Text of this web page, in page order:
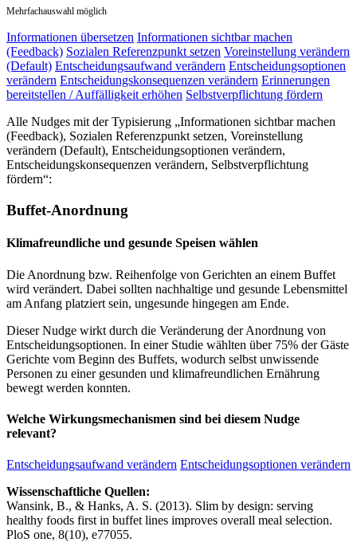
Mehrfachauswahl möglich
Informationen übersetzen Informationen sichtbar machen
(Feedback) Sozialen Referenzpunkt setzen Voreinstellung verändern
(Default) Entscheidungsaufwand verändern Entscheidungsoptionen
verändern Entscheidungskonsequenzen verändern Erinnerungen
bereitstellen / Auffälligkeit erhöhen Selbstverpflichtung fördern
Alle Nudges mit der Typisierung „Informationen sichtbar machen
(Feedback), Sozialen Referenzpunkt setzen, Voreinstellung
verändern (Default), Entscheidungsoptionen verändern,
Entscheidungskonsequenzen verändern, Selbstverpflichtung
fördern“:
Buffet-Anordnung
Klimafreundliche und gesunde Speisen wählen
Die Anordnung bzw. Reihenfolge von Gerichten an einem Buffet
wird verändert. Dabei sollten nachhaltige und gesunde Lebensmittel
am Anfang platziert sein, ungesunde hingegen am Ende.
Dieser Nudge wirkt durch die Veränderung der Anordnung von
Entscheidungsoptionen. In einer Studie wählten über 75% der Gäste
Gerichte vom Beginn des Buffets, wodurch selbst unwissende
Personen zu einer gesunden und klimafreundlichen Ernährung
bewegt werden konnten.
Welche Wirkungsmechanismen sind bei diesem Nudge
relevant?
Entscheidungsaufwand verändern Entscheidungsoptionen verändern
Wissenschaftliche Quellen:
Wansink, B., & Hanks, A. S. (2013). Slim by design: serving
healthy foods first in buffet lines improves overall meal selection.
PloS one, 8(10), e77055.